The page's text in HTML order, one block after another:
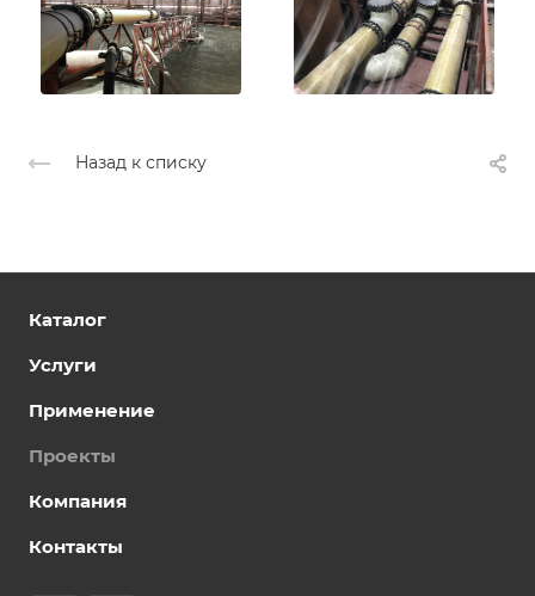
Назад к списку
Каталог
Услуги
Применение
Проекты
Компания
Контакты